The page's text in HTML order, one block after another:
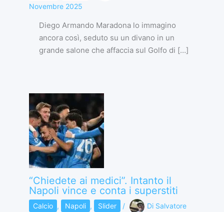
Novembre 2025
Diego Armando Maradona lo immagino
ancora così, seduto su un divano in un
grande salone che affaccia sul Golfo di […]
“Chiedete ai medici”. Intanto il
Napoli vince e conta i superstiti
Calcio , Napoli , Slider / Di Salvatore